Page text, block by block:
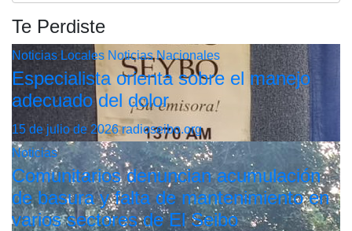
Te Perdiste
Noticias Locales Noticias Nacionales
Especialista orienta sobre el manejo
adecuado del dolor
15 de julio de 2026radioseibo.org
Noticias
Comunitarios denuncian acumulación
de basura y falta de mantenimiento en
varios sectores de El Seibo